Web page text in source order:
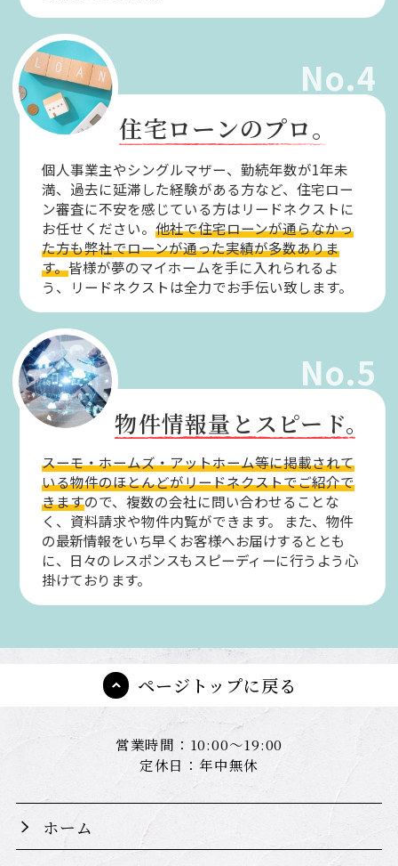
No.4
住宅ローンのプロ。
個人事業主やシングルマザー、勤続年数が1年未
満、過去に延滞した経験がある方など、住宅ロー
ン審査に不安を感じている方はリードネクストに
お任せください。他社で住宅ローンが通らなかっ
た方も弊社でローンが通った実績が多数ありま
す。皆様が夢のマイホームを手に入れられるよ
う、リードネクストは全力でお手伝い致します。
No.5
物件情報量とスピード。
スーモ・ホームズ・アットホーム等に掲載されて
いる物件のほとんどがリードネクストでご紹介で
きますので、複数の会社に問い合わせることな
く、資料請求や物件内覧ができます。
また、物件
の最新情報をいち早くお客様へお届けするととも
に、日々のレスポンスもスピーディーに行うよう心
掛けております。
ページトップに戻る
営業時間：10:00～19:00
定休日：年中無休
ホーム